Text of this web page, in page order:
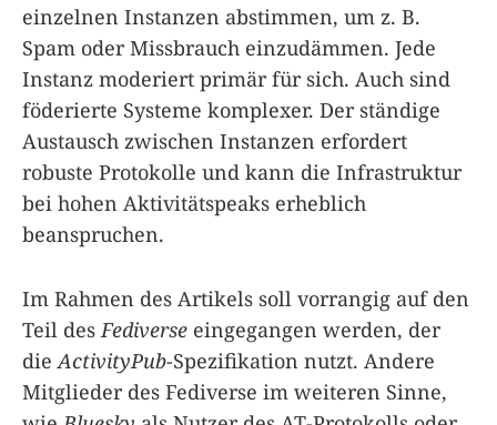
einzelnen Instanzen abstimmen, um z. B.
Spam oder Missbrauch einzudämmen. Jede
Instanz moderiert primär für sich. Auch sind
föderierte Systeme komplexer. Der ständige
Austausch zwischen Instanzen erfordert
robuste Protokolle und kann die Infrastruktur
bei hohen Aktivitätspeaks erheblich
beanspruchen.
Im Rahmen des Artikels soll vorrangig auf den
Teil des Fediverse eingegangen werden, der
die ActivityPub-Spezifikation nutzt. Andere
Mitglieder des Fediverse im weiteren Sinne,